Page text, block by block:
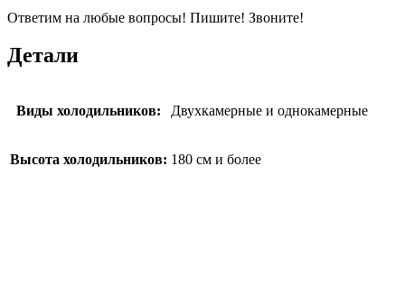
Ответим на любые вопросы! Пишите! Звоните!
Детали
Виды холодильников: Двухкамерные и однокамерные
Высота холодильников: 180 см и более